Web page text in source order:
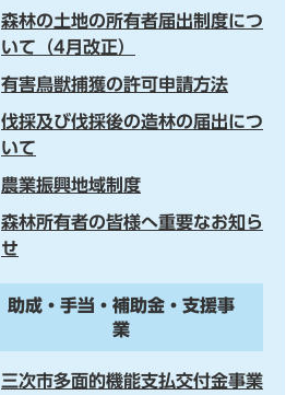
森林の土地の所有者届出制度につ
いて（4月改正）
有害鳥獣捕獲の許可申請方法
伐採及び伐採後の造林の届出につ
いて
農業振興地域制度
森林所有者の皆様へ重要なお知ら
せ
助成・手当・補助金・支援事
業
三次市多面的機能支払交付金事業